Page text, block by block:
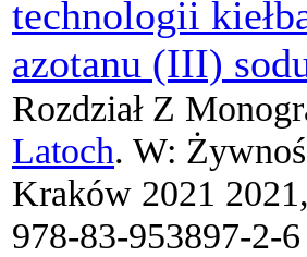
technologii
azotanu (III)
Rozdział Z
Latoch. W:
Kraków 2021 2021,
978-83-953897-2-6